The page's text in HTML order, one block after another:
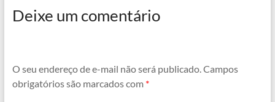
Deixe um comentário
O seu endereço de e-mail não será publicado.Campos
obrigatórios são marcados com *